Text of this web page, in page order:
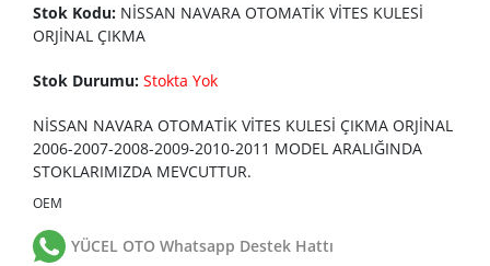
Stok Kodu: NİSSAN NAVARA OTOMATİK VİTES KULESİ
ORJİNAL ÇIKMA
Stok Durumu: Stokta Yok
NİSSAN NAVARA OTOMATİK VİTES KULESİ ÇIKMA ORJİNAL
2006-2007-2008-2009-2010-2011 MODEL ARALIĞINDA
STOKLARIMIZDA MEVCUTTUR.
OEM
YÜCEL OTO Whatsapp Destek Hattı